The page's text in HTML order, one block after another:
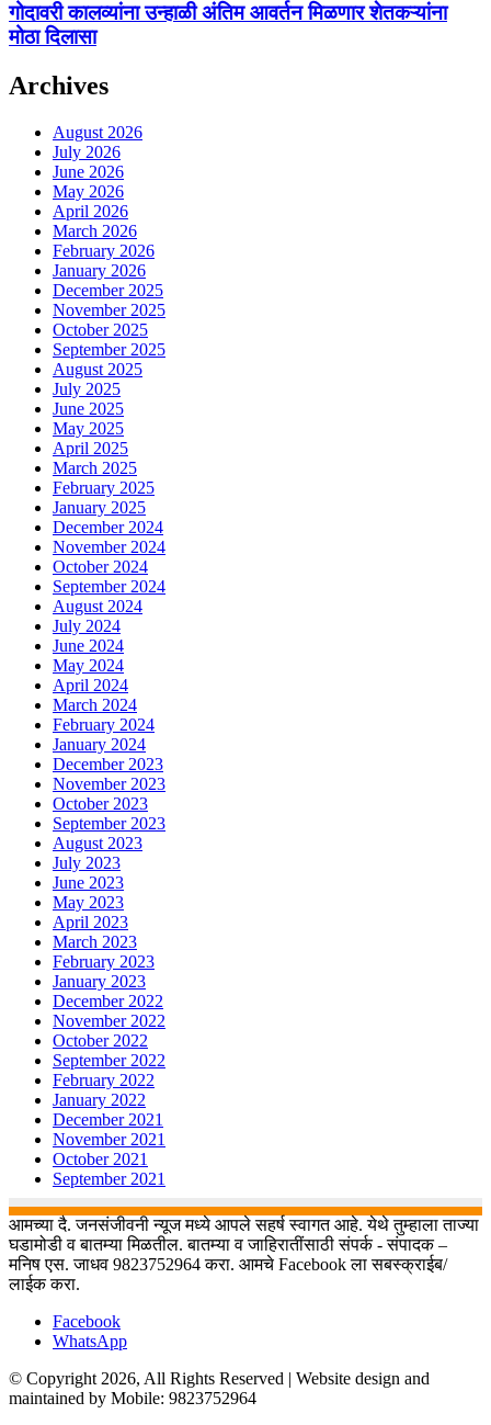
गोदावरी कालव्यांना उन्हाळी अंतिम आवर्तन मिळणार शेतकऱ्यांना
मोठा दिलासा
Archives
August 2026
July 2026
June 2026
May 2026
April 2026
March 2026
February 2026
January 2026
December 2025
November 2025
October 2025
September 2025
August 2025
July 2025
June 2025
May 2025
April 2025
March 2025
February 2025
January 2025
December 2024
November 2024
October 2024
September 2024
August 2024
July 2024
June 2024
May 2024
April 2024
March 2024
February 2024
January 2024
December 2023
November 2023
October 2023
September 2023
August 2023
July 2023
June 2023
May 2023
April 2023
March 2023
February 2023
January 2023
December 2022
November 2022
October 2022
September 2022
February 2022
January 2022
December 2021
November 2021
October 2021
September 2021
आमच्या दै. जनसंजीवनी न्यूज मध्ये आपले सहर्ष स्वागत आहे. येथे तुम्हाला ताज्या
घडामोडी व बातम्या मिळतील. बातम्या व जाहिरातींसाठी संपर्क - संपादक –
मनिष एस. जाधव 9823752964 करा. आमचे Facebook ला सबस्क्राईब/
लाईक करा.
Facebook
WhatsApp
© Copyright 2026, All Rights Reserved | Website design and
maintained by Mobile: 9823752964